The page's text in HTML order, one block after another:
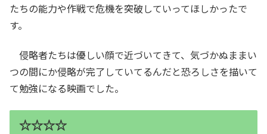
たちの能力や作戦で危機を突破していってほしかったで
す。
侵略者たちは優しい顔で近づいてきて、気づかぬままい
つの間にか侵略が完了していてるんだと恐ろしさを描いて
て勉強になる映画でした。
☆☆☆☆